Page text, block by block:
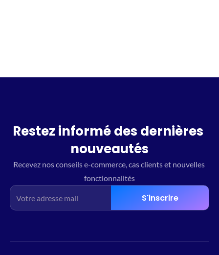
Restez informé des dernières
nouveautés
Recevez nos conseils e-commerce, cas clients et nouvelles
fonctionnalités
S'inscrire